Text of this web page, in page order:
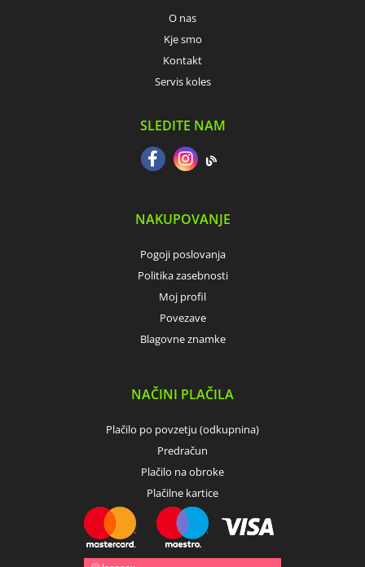
O nas
Kje smo
Kontakt
Servis koles
SLEDITE NAM
NAKUPOVANJE
Pogoji poslovanja
Politika zasebnosti
Moj profil
Povezave
Blagovne znamke
NAČINI PLAČILA
Plačilo po povzetju (odkupnina)
Predračun
Plačilo na obroke
Plačilne kartice